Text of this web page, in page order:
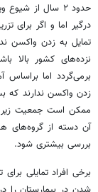
حدود ۲ سال از
درگیر اما و اگر برای
تمایل به زدن واکسن
زدن واکسن ندارند که
بررسی بیشتری شود.
برخی افراد تمایلی